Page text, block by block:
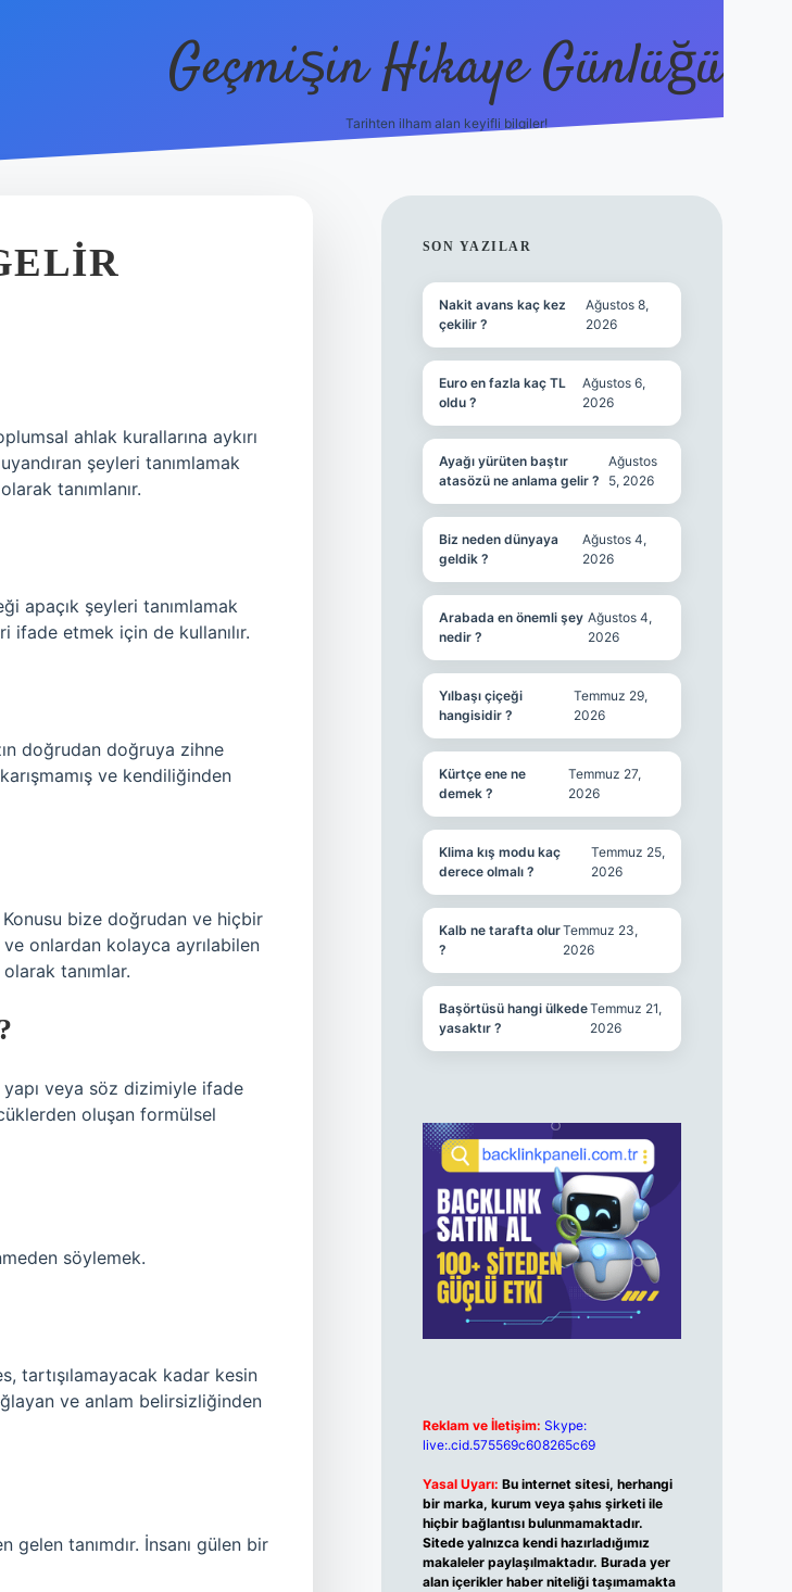
Geçmişin Hikaye Günlüğü
Tarihten ilham alan keyifli bilgiler!
ahlak kurallarına aykırı
şeyleri tanımlamak
tanımlanır.
apaçık şeyleri tanımlamak
ifade etmek için de kullanılır.
doğrudan doğruya zihne
ve kendiliğinden
bize doğrudan ve hiçbir
onlardan kolayca ayrılabilen
tanımlar.
veya söz dizimiyle ifade
oluşan formülsel
söylemek.
tartışılamayacak kadar kesin
ve anlam belirsizliğinden
tanımdır. İnsanı gülen bir
SIDEBAR
SON YAZILAR
Nakit avans kaç kez
çekilir ?
Ağustos 8,
2026
Euro en fazla kaç TL
oldu ?
Ağustos 6,
2026
Ayağı yürüten baştır
atasözü ne anlama gelir ?
Ağustos
5, 2026
Biz neden dünyaya
geldik ?
Ağustos 4,
2026
Arabada en önemli şey
nedir ?
Ağustos 4,
2026
Yılbaşı çiçeği
hangisidir ?
Temmuz 29,
2026
Kürtçe ene ne
demek ?
Temmuz 27,
2026
Klima kış modu kaç
derece olmalı ?
Temmuz 25,
2026
Kalb ne tarafta olur
?
Temmuz 23,
2026
Başörtüsü hangi ülkede
yasaktır ?
Temmuz 21,
2026
Reklam ve İletişim: Skype:
live:.cid.575569c608265c69
Yasal Uyarı: Bu internet sitesi, herhangi
bir marka, kurum veya şahıs şirketi ile
hiçbir bağlantısı bulunmamaktadır.
Sitede yalnızca kendi hazırladığımız
makaleler paylaşılmaktadır. Burada yer
alan içerikler haber niteliği taşımamakta
betbox giriş